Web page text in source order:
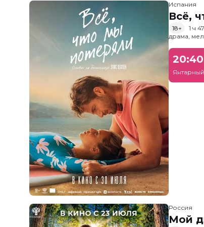
Испания
Всё,
18+
1 ч
драма,
20:40
Янтарный
Россия
Мой